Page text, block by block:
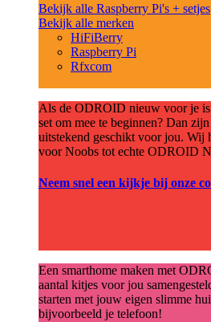
Bekijk alle Raspberry Pi's + setjes
Bekijk alle merken
HiFiBerry
Raspberry Pi
Rfxcom
Als de ODROID nieuw voor je
set om mee te beginnen? Dan
uitstekend geschikt voor jou. Wij
voor Noobs tot echte ODROID
Neem snel een kijkje bij onze
Een smarthome maken met
aantal kitjes voor jou
starten met jouw eigen slimme
bijvoorbeeld je telefoon!